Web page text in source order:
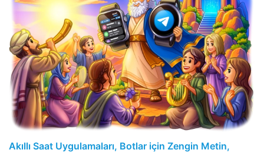
Akıllı Saat Uygulamaları, Botlar için Zengin Metin,